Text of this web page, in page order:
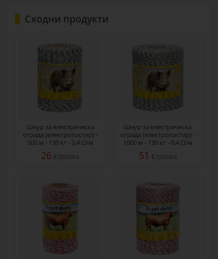
Сходни продукти
Шнур за електрическа
ограда (електропастир) -
500 м - 130 кг - 0,4 Ω/м
26 €/ролка
Шнур за електрическа
ограда (електропастир) -
1000 м - 130 кг - 0,4 Ω/м
51 €/ролка